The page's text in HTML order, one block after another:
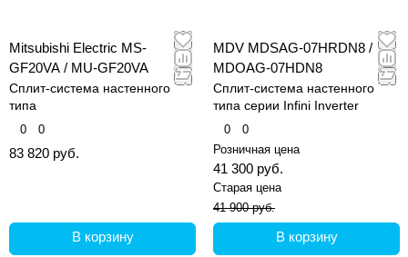
Mitsubishi Electric MS-
GF20VA / MU-GF20VA
Сплит-система настенного
типа
0 0
83 820 руб.
В корзину
MDV MDSAG-07HRDN8 /
MDOAG-07HDN8
Сплит-система настенного
типа серии Infini Inverter
0
0
Розничная цена
41 300 руб.
Старая цена
41 900 руб.
В корзину